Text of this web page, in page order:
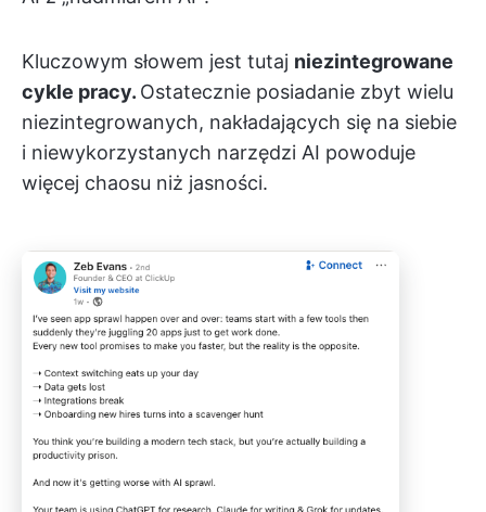
Kluczowym słowem jest tutaj niezintegrowane
cykle pracy. Ostatecznie posiadanie zbyt wielu
niezintegrowanych, nakładających się na siebie
i niewykorzystanych narzędzi AI powoduje
więcej chaosu niż jasności.